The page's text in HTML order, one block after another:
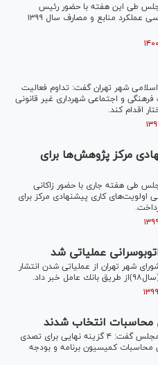
طی این هفته با حضور رئیس
هیئت عامل صندوق توسعه ملی به بررسی عملکرد منابع و مصارف سال ۱۳۹۹
شهر تهران گفت: تداوم فعالیت
و اجتماعی شهرداری غیر قانونی
اقدام کند.
مرکز پژوهش‌ها برای
طی هفته جاری با حضور زاکانی
کاری پیشنهادی مرکز برای
عملیاتی شد
شهر تهران از عملیاتی شدن انتشار
محاسبات انتخاب شدند
نایب رییس کمیسیون برنامه و بودجه مجلس گفت: ۴ گزینه نهایی برای تصدی
محاسبات کمیسیون برنامه و بودجه